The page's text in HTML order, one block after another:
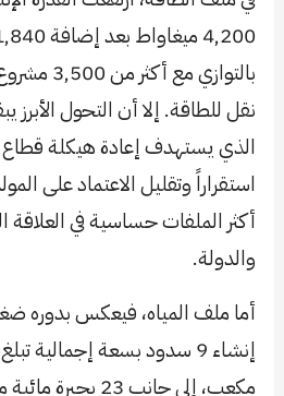
نقل للطاقة. إلا أن التحول الأبرز
الذي يستهدف إعادة هيكلة قطاع
استقراراً وتقليل الاعتماد على
أكثر الملفات حساسية في العلاقة
والدولة.
أما ملف المياه، فيعكس بدوره